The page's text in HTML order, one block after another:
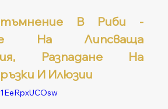
В Риби -
На Липсваща
Разпадане На
И Илюзии